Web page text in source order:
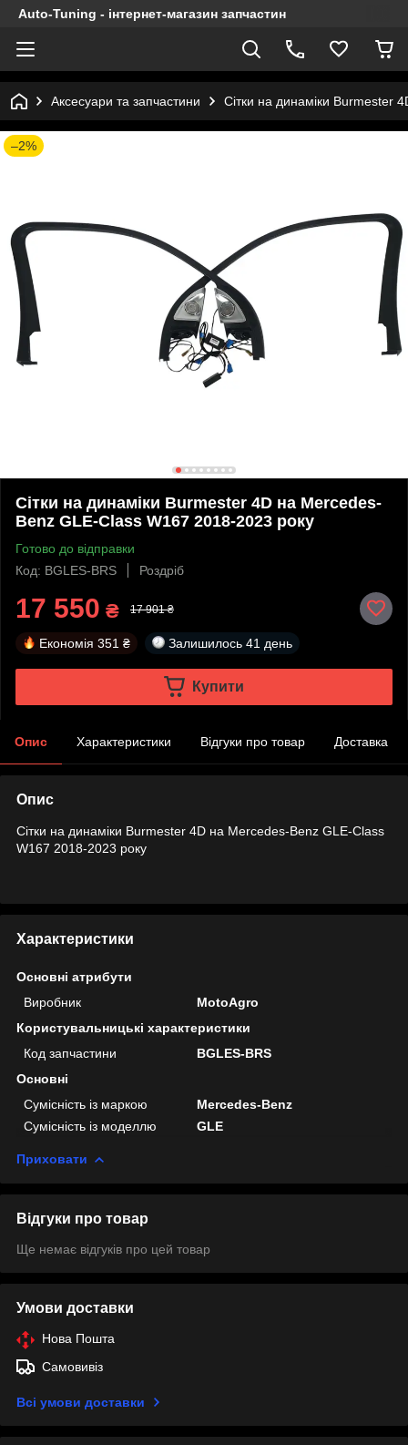
Auto-Tuning - інтернет-магазин запчастин
Аксесуари та запчастини Сітки на динаміки Burmester
–2%
Сітки на динаміки Burmester 4D на Mercedes-
Benz GLE-Class W167 2018-2023 року
Готово до відправки
Код: BGLES-BRS
Роздріб
17 550 ₴ 17 901 ₴
Економія 351 ₴ Залишилось 41 день
Купити
Опис Характеристики Відгуки про товар Доставка
Опис
Сітки на динаміки Burmester 4D на Mercedes-Benz GLE-Class
W167 2018-2023 року
Характеристики
Основні атрибути
Виробник
MotoAgro
Користувальницькі характеристики
Код запчастини
BGLES-BRS
Основні
Сумісність із маркою
Mercedes-Benz
Сумісність із моделлю
GLE
Приховати
Відгуки про товар
Ще немає відгуків про цей товар
Умови доставки
Нова Пошта
Самовивіз
Всі умови доставки